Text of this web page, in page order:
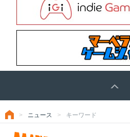
ニュース キーワード